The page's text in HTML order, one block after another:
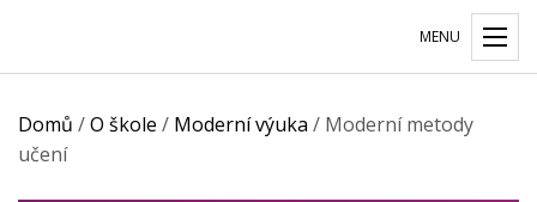
MENU
Domů /O škole / Moderní výuka / Moderní metody
učení